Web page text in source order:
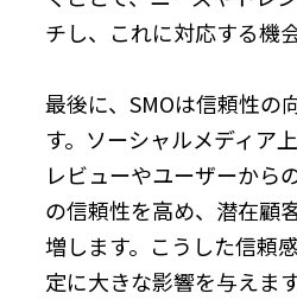
チし、これに対応する機
最後に、SMOは信頼性の
す。ソーシャルメディア
レビューやユーザーから
の信頼性を高め、潜在顧
増します。こうした信頼
定に大きな影響を与えます